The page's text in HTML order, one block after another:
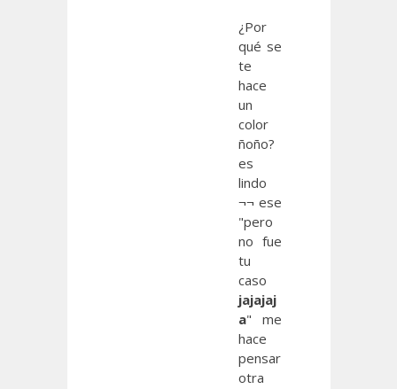
¿Por
qué se
te
hace
un
color
ñoño?
es
lindo
¬¬ ese
"pero
no fue
tu
caso
jajajaj
a" me
hace
pensar
otra